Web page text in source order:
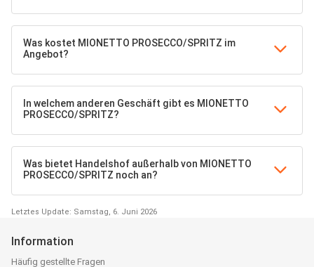
Was kostet MIONETTO PROSECCO/SPRITZ im
Angebot?
In welchem anderen Geschäft gibt es MIONETTO
PROSECCO/SPRITZ?
Was bietet Handelshof außerhalb von MIONETTO
PROSECCO/SPRITZ noch an?
Letztes Update: Samstag, 6. Juni 2026
Information
Häufig gestellte Fragen